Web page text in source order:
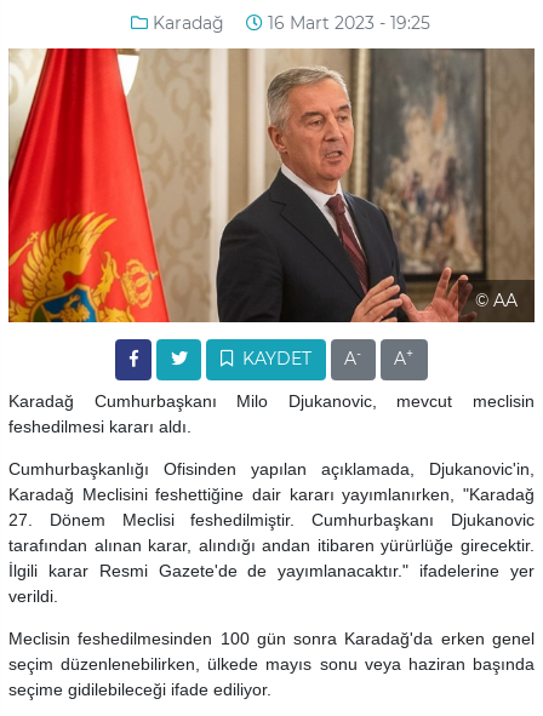
Karadağ 16 Mart 2023 - 19:25
© AA
KAYDET A- A+
Karadağ Cumhurbaşkanı Milo Djukanovic, mevcut meclisin
feshedilmesi kararı aldı.
Cumhurbaşkanlığı Ofisinden yapılan açıklamada, Djukanovic'in,
Karadağ Meclisini feshettiğine dair kararı yayımlanırken, "Karadağ
27. Dönem Meclisi feshedilmiştir. Cumhurbaşkanı Djukanovic
tarafından alınan karar, alındığı andan itibaren yürürlüğe girecektir.
İlgili karar Resmi Gazete'de de yayımlanacaktır." ifadelerine yer
verildi.
Meclisin feshedilmesinden 100 gün sonra Karadağ'da erken genel
seçim düzenlenebilirken, ülkede mayıs sonu veya haziran başında
seçime gidilebileceği ifade ediliyor.